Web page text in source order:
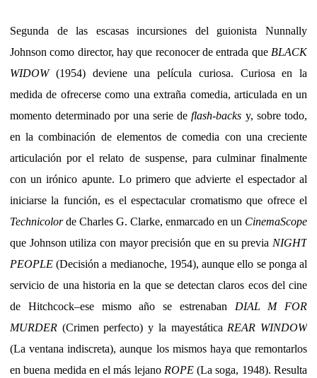
Segunda de las escasas incursiones del guionista Nunnally
Johnson como director, hay que reconocer de entrada que BLACK
WIDOW(1954) deviene una película curiosa. Curiosa en la
medida de ofrecerse como una extraña comedia, articulada en un
momento determinado por una serie deflash-backs y, sobre todo,
en la combinación de elementos de comedia con una creciente
articulación por el relato de suspense, para culminar finalmente
con un irónico apunte. Lo primero que advierte el espectador al
iniciarse la función, es el espectacular cromatismo que ofrece el
Technicolorde Charles G. Clarke, enmarcado en un CinemaScope
que Johnson utiliza con mayor precisión que en su previa NIGHT
PEOPLE (Decisión a medianoche, 1954), aunque ello se ponga al
servicio de una historia en la que se detectan claros ecos del cine
de Hitchcock–ese mismo año se estrenaban DIAL M FOR
MURDER (Crimen perfecto) y la mayestática REAR WINDOW
(La ventana indiscreta), aunque los mismos haya que remontarlos
en buena medida en el más lejano ROPE(La soga, 1948). Resulta